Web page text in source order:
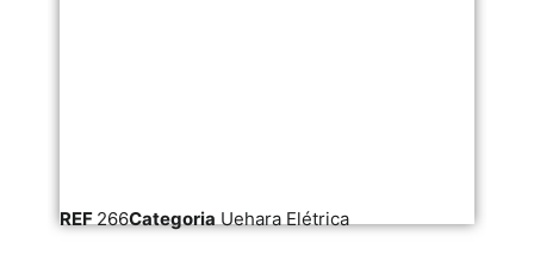
REF 266Categoria Uehara Elétrica